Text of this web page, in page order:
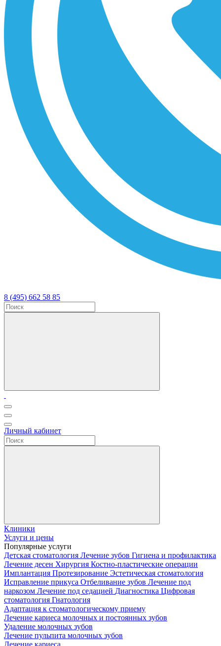
8 (495) 662 58 85
Личный кабинет
Клиники
Услуги и цены
Популярные услуги
Детская стоматология Лечение зубов Гигиена и профилактика
Лечение десен Хирургия Костно-пластические операции
Имплантация Протезирование Эстетическая стоматология
Исправление прикуса Отбеливание зубов Лечение под
наркозом Лечение под седацией Диагностика Цифровая
стоматология Гнатология
Адаптация к стоматологическому приему
Лечение кариеса молочных и постоянных зубов
Удаление молочных зубов
Лечение пульпита молочных зубов
Лечение кариеса